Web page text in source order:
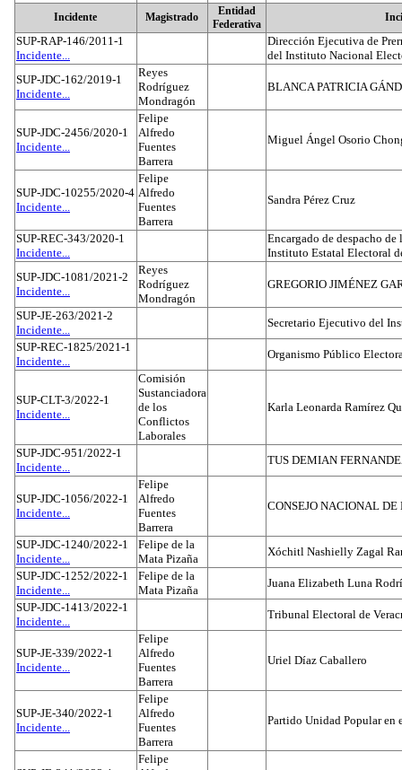
Incidente Magistrado
Entidad
Federativa
SUP-RAP-146/2011-1
Incidente...
Dirección Ejecutiva de
del Instituto Nacional
SUP-JDC-162/2019-1
Incidente...
Reyes
Rodríguez
Mondragón
BLANCA PATRICIA
SUP-JDC-2456/2020-1
Incidente...
Felipe
Alfredo
Fuentes
Barrera
Miguel Ángel Osorio
SUP-JDC-10255/2020-4
Incidente...
Felipe
Alfredo
Fuentes
Barrera
Sandra Pérez Cruz
SUP-REC-343/2020-1
Incidente...
Encargado de despacho
Instituto Estatal Electoral
SUP-JDC-1081/2021-2
Incidente...
Reyes
Rodríguez
Mondragón
GREGORIO JIMÉNEZ
SUP-JE-263/2021-2
Incidente...
Secretario Ejecutivo del
SUP-REC-1825/2021-1
Incidente...
Organismo Público
SUP-CLT-3/2022-1
Incidente...
Comisión
Sustanciadora
de los
Conflictos
Laborales
Karla Leonarda Ramírez
SUP-JDC-951/2022-1
Incidente...
TUS DEMIAN
SUP-JDC-1056/2022-1
Incidente...
Felipe
Alfredo
Fuentes
Barrera
CONSEJO NACIONAL
SUP-JDC-1240/2022-1
Incidente...
Felipe de la
Mata Pizaña
Xóchitl Nashielly Zagal
SUP-JDC-1252/2022-1
Incidente...
Felipe de la
Mata Pizaña
Juana Elizabeth Luna
SUP-JDC-1413/2022-1
Incidente...
Tribunal Electoral de
SUP-JE-339/2022-1
Incidente...
Felipe
Alfredo
Fuentes
Barrera
Uriel Díaz Caballero
SUP-JE-340/2022-1
Incidente...
Felipe
Alfredo
Fuentes
Barrera
Partido Unidad Popular en
Felipe